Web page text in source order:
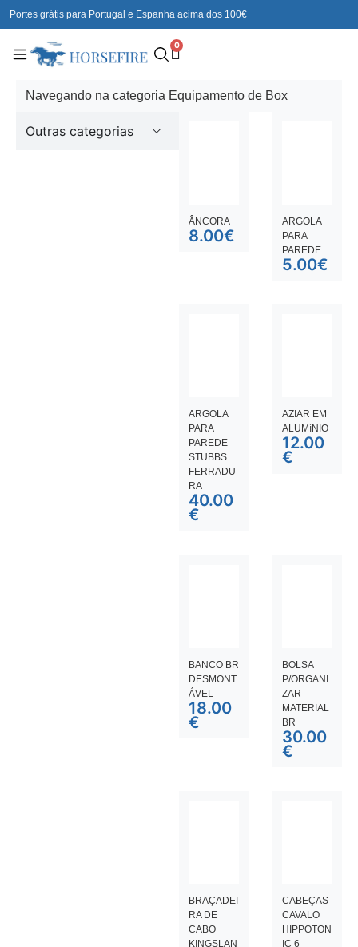
Portes grátis para Portugal e Espanha acima dos 100€
0
Navegando na categoria Equipamento de Box
Outras categorias
ÂNCORA
8.00€
ARGOLA
PARA
PAREDE
5.00€
ARGOLA
PARA
PAREDE
STUBBS
FERRADU
RA
40.00
€
AZIAR EM
ALUMíNIO
12.00
€
BANCO BR
DESMONT
ÁVEL
18.00
€
BOLSA
P/ORGANI
ZAR
MATERIAL
BR
30.00
€
BRAÇADEI
RA DE
CABO
KINGSLAN
CABEÇAS
CAVALO
HIPPOTON
IC 6